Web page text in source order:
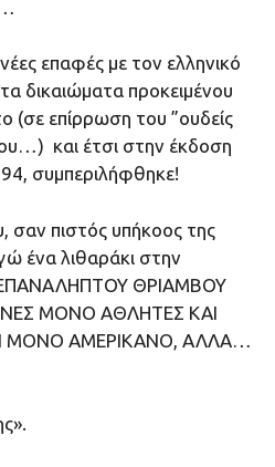
επαφές με τον ελληνικό
δικαιώματα προκειμένου
(σε επίρρωση του ”ουδείς
και έτσι στην έκδοση
συμπεριλήφθηκε!
πιστός υπήκοος της
ένα λιθαράκι στην
ΘΡΙΑΜΒΟΥ
ΜΟΝΟ ΑΘΛΗΤΕΣ ΚΑΙ
ΜΟΝΟ ΑΜΕΡΙΚΑΝΟ, ΑΛΛΑ…